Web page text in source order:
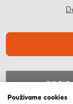
POPIS
Používame cookies